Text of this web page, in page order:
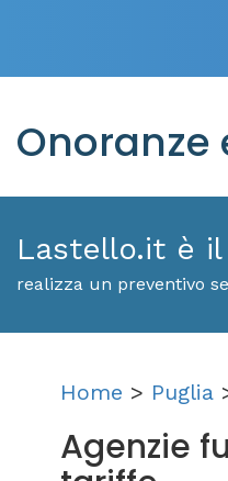
Onoranze
Lastello.it è
realizza un preventivo
Home > Puglia
Agenzie